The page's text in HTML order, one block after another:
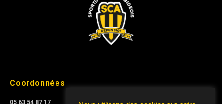
Coordonnées
05 63 54 87 17